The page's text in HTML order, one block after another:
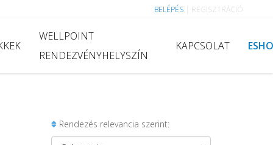
BELÉPÉS REGISZTRÁCIÓ
WELLPOINT
RENDEZVÉNYHELYSZÍN
KAPCSOLAT
Rendezés relevancia szerint: